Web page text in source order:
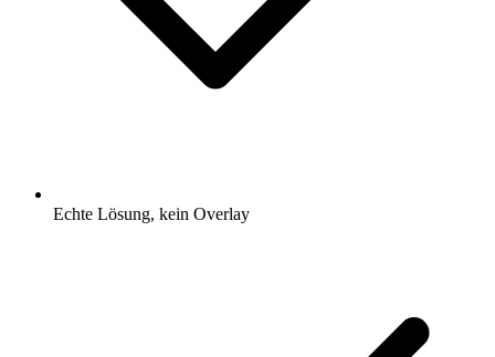
Echte Lösung, kein Overlay